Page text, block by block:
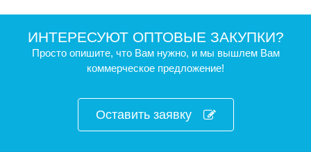
ИНТЕРЕСУЮТ ОПТОВЫЕ ЗАКУПКИ?
Просто опишите, что Вам нужно, и мы вышлем Вам
коммерческое предложение!
Оставить заявку